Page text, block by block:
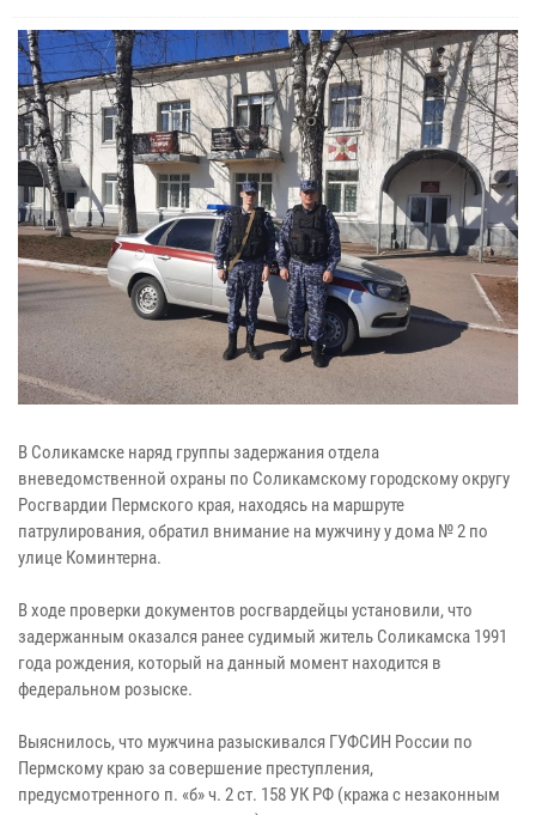
В Соликамске наряд группы задержания отдела
вневедомственной охраны по Соликамскому городскому округу
Росгвардии Пермского края, находясь на маршруте
патрулирования, обратил внимание на мужчину у дома № 2 по
улице Коминтерна.
В ходе проверки документов росгвардейцы установили, что
задержанным оказался ранее судимый житель Соликамска 1991
года рождения, который на данный момент находится в
федеральном розыске.
Выяснилось, что мужчина разыскивался ГУФСИН России по
Пермскому краю за совершение преступления,
предусмотренного п. «б» ч. 2 ст. 158 УК РФ (кража с незаконным